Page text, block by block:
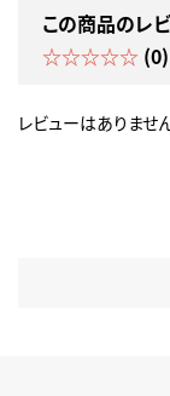
この商品のレ
☆☆☆☆☆ (0)
レビューはありません